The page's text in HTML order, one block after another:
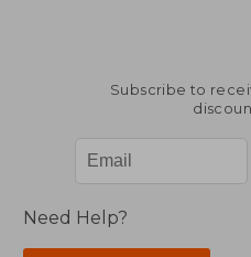
Subscribe to
Need Help?